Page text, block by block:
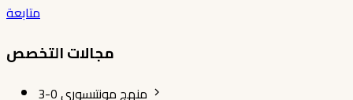
متابعة
مجالات التخصص
منهج مونتيسوري 0-3